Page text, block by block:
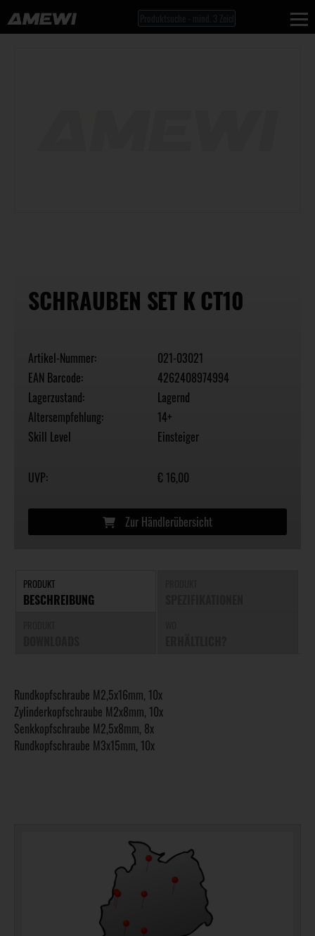
SCHRAUBEN SET K CT10
Artikel-Nummer:
021-03021
EAN Barcode:
4262408974994
Lagerzustand:
Lagernd
Altersempfehlung:
14+
Skill Level
Einsteiger
UVP: € 16,00
Zur Händlerübersicht
PRODUKT
BESCHREIBUNG
Rundkopfschraube M2,5x16mm, 10x
Zylinderkopfschraube M2x8mm, 10x
Senkkopfschraube M2,5x8mm, 8x
Rundkopfschraube M3x15mm, 10x